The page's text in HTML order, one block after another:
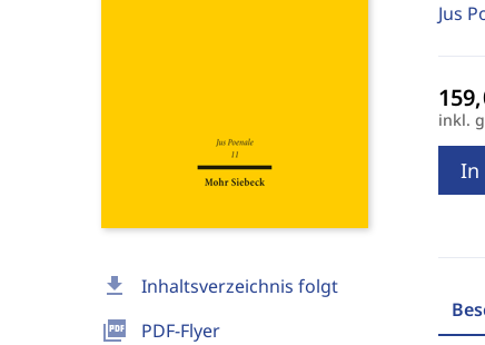
download Inhaltsverzeichnis folgt
picture_as_pdf PDF-Flyer
Jus
inkl.
In